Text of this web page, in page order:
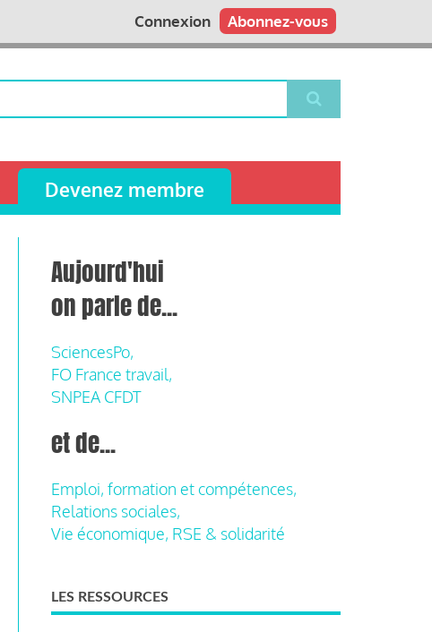
Abonnez-vous
Connexion
Devenez membre
Aujourd'hui
on parle de...
SciencesPo,
FO France travail,
SNPEA CFDT
et de...
Emploi, formation et compétences,
Relations sociales,
Vie économique, RSE & solidarité
LES RESSOURCES